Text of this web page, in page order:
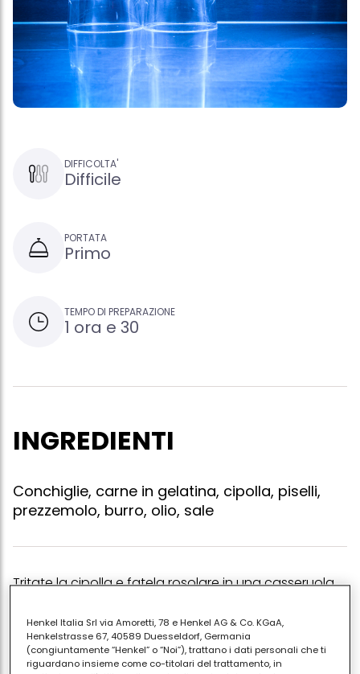
DIFFICOLTA'
Difficile
PORTATA
Primo
TEMPO DI PREPARAZIONE
1 ora e 30
INGREDIENTI
Conchiglie, carne in gelatina, cipolla, piselli,
prezzemolo, burro, olio, sale
Tritate la cipolla e fatela rosolare in una casseruola
dorata, unite i pisellini e la carne in gelatina,
spezzettata con la forchetta. lasciate stufare a
fuoco basso per 20 minuti. controllate il sale a metà
Henkel Italia Srl via Amoretti, 78 e Henkel AG & Co. KGaA,
Henkelstrasse 67, 40589 Duesseldorf, Germania
(congiuntamente “Henkel” o “Noi”), trattano i dati personali che ti
riguardano insieme come co-titolari del trattamento, in